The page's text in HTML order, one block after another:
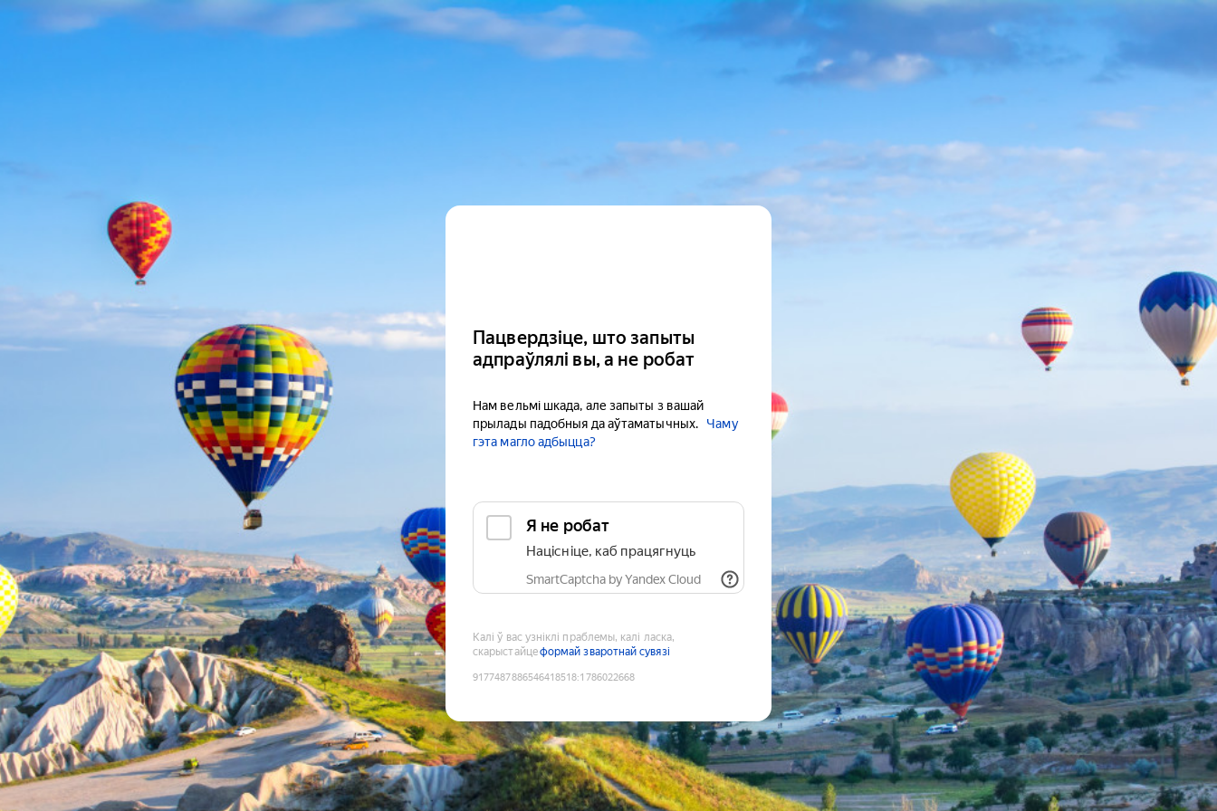
Пацвердзіце, што запыты
адпраўлялі вы, а не робат
Нам вельмі шкада, але запыты з вашай
прылады падобныя да аўтаматычных.
Чаму
гэта магло адбыцца?
Я не робат
Націсніце, каб працягнуць
SmartCaptcha by Yandex Cloud
Калі ў вас узніклі праблемы, калі ласка,
скарыстайцеформай зваротнай сувязі
9177487886546418518:1786022668